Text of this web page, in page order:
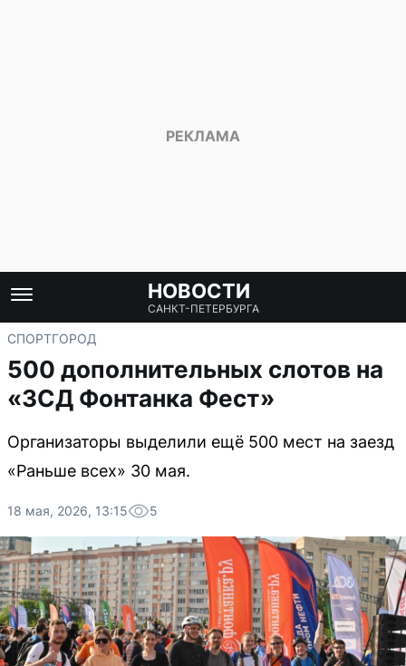
НОВОСТИ
САНКТ-ПЕТЕРБУРГА
СПОРТГОРОД
500 дополнительных слотов на
«ЗСД Фонтанка Фест»
Организаторы выделили ещё 500 мест на заезд
«Раньше всех» 30 мая.
18 мая, 2026, 13:15 5